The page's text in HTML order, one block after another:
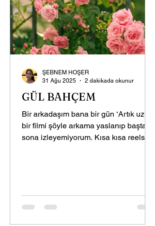
GÜL BAHÇEM
Bir arkadaşım bana bir gün ‘Artık uzun
bir filmi şöyle arkama yaslanıp baştan
sona izleyemiyorum. Kısa kısa reels
kalamaz olduk. Hep bir şeylerle
meşgul ediyoruz aklımızı. Sosyal
ŞEBNEM HOŞER
31 Ağu 2025
2 dakikada okunur